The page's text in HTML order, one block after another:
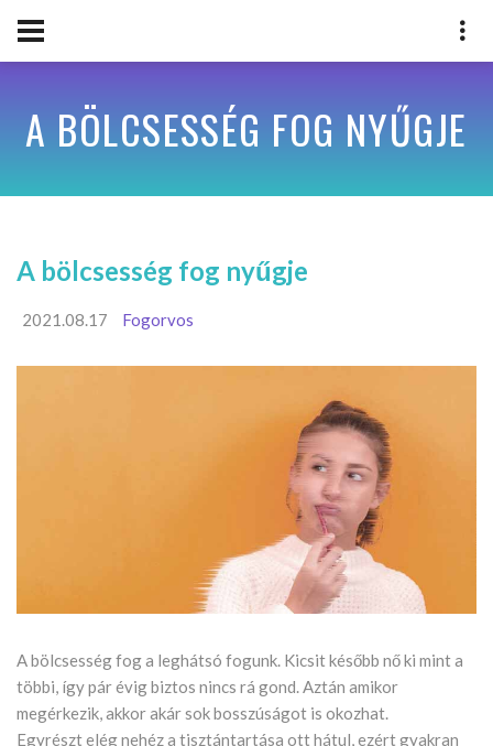
A BÖLCSESSÉG FOG NYŰGJE
A bölcsesség fog nyűgje
2021.08.17 Fogorvos
A bölcsesség fog a leghátsó fogunk. Kicsit később nő ki mint a
többi, így pár évig biztos nincs rá gond. Aztán amikor
megérkezik, akkor akár sok bosszúságot is okozhat.
Egyrészt elég nehéz a tisztántartása ott hátul, ezért gyakran